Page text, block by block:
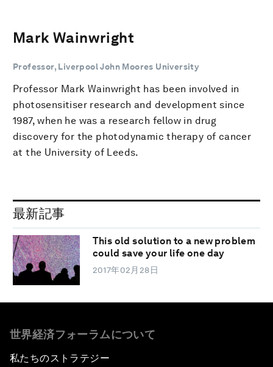
Mark Wainwright
Professor, Liverpool John Moores University
Professor Mark Wainwright has been involved in
photosensitiser research and development since
1987, when he was a research fellow in drug
discovery for the photodynamic therapy of cancer
at the University of Leeds.
最新記事
This old solution to a new problem
could save your life one day
2017年02月28日
世界経済フォーラムについて
私たちのストラテジー